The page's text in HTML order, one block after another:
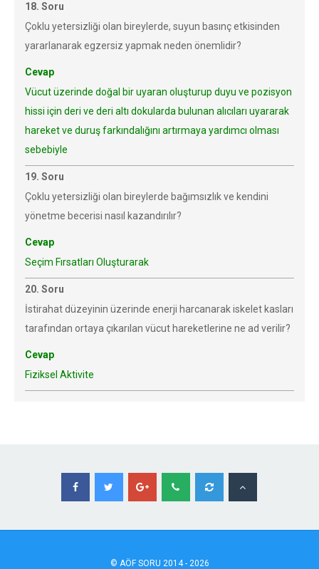
18. Soru
Çoklu yetersizliği olan bireylerde, suyun basınç etkisinden
yararlanarak egzersiz yapmak neden önemlidir?
Cevap
Vücut üzerinde doğal bir uyaran oluşturup duyu ve pozisyon
hissi için deri ve deri altı dokularda bulunan alıcıları uyararak
hareket ve duruş farkındalığını artırmaya yardımcı olması
sebebiyle
19. Soru
Çoklu yetersizliği olan bireylerde bağımsızlık ve kendini
yönetme becerisi nasıl kazandırılır?
Cevap
Seçim Fırsatları Oluşturarak
20. Soru
İstirahat düzeyinin üzerinde enerji harcanarak iskelet kasları
tarafından ortaya çıkarılan vücut hareketlerine ne ad verilir?
Cevap
Fiziksel Aktivite
© AÖFSORU 2014 - 2026